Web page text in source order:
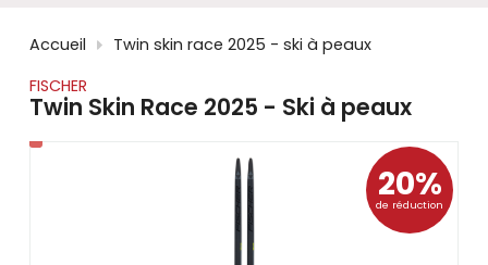
pour
au
résultat
de
Accueil
Twin skin race 2025 - ski à peaux
FISCHER
Twin Skin Race 2025 - Ski à peaux
20%
de réduction